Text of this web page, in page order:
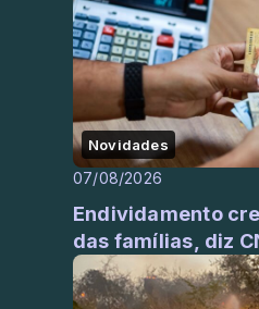
Novidades
07/08/2026
Endividamento
das famílias, diz